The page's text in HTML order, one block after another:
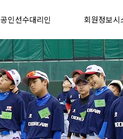
공인선수대리인 회원정보시